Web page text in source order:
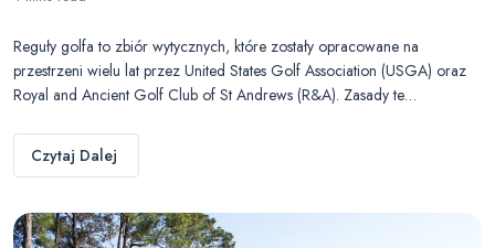
Reguły golfa to zbiór wytycznych, które zostały opracowane na
przestrzeni wielu lat przez United States Golf Association (USGA) oraz
Royal and Ancient Golf Club of St Andrews (R&A). Zasady te…
Czytaj Dalej